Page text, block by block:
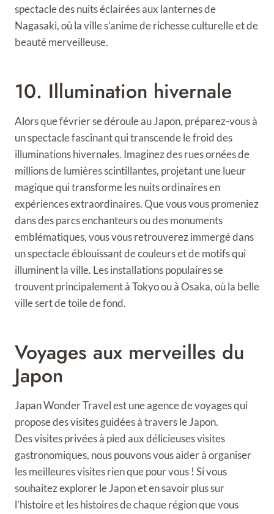
spectacle des nuits éclairées aux lanternes de
Nagasaki, où la ville s’anime de richesse culturelle et de
beauté merveilleuse.
10. Illumination hivernale
Alors que février se déroule au Japon, préparez-vous à
un spectacle fascinant qui transcende le froid des
illuminations hivernales. Imaginez des rues ornées de
millions de lumières scintillantes, projetant une lueur
magique qui transforme les nuits ordinaires en
expériences extraordinaires. Que vous vous promeniez
dans des parcs enchanteurs ou des monuments
emblématiques, vous vous retrouverez immergé dans
un spectacle éblouissant de couleurs et de motifs qui
illuminent la ville. Les installations populaires se
trouvent principalement à Tokyo ou à Osaka, où la belle
ville sert de toile de fond.
Voyages aux merveilles du
Japon
Japan Wonder Travel est une agence de voyages qui
propose des visites guidées à travers le Japon.
Des visites privées à pied aux délicieuses visites
gastronomiques, nous pouvons vous aider à organiser
les meilleures visites rien que pour vous ! Si vous
souhaitez explorer le Japon et en savoir plus sur
l’histoire et les histoires de chaque région que vous